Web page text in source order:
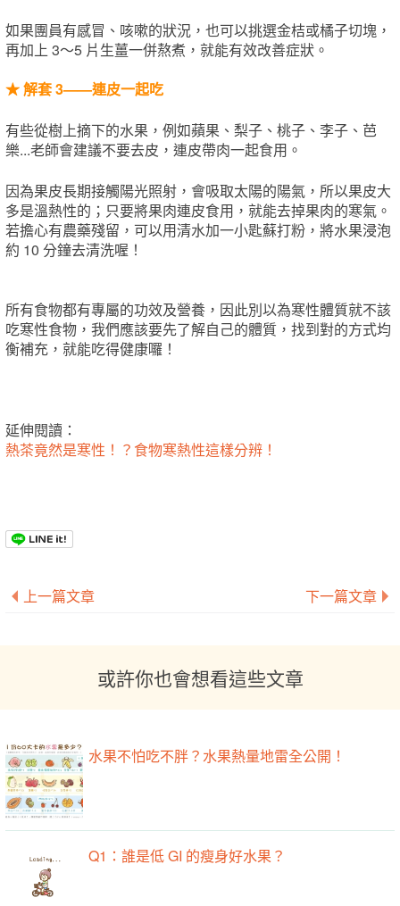
如果團員有感冒、咳嗽的狀況，也可以挑選金桔或橘子切塊，
再加上 3～5 片生薑一併熬煮，就能有效改善症狀。
★ 解套 3——連皮一起吃
有些從樹上摘下的水果，例如蘋果、梨子、桃子、李子、芭
樂...老師會建議不要去皮，連皮帶肉一起食用。
因為果皮長期接觸陽光照射，會吸取太陽的陽氣，所以果皮大
多是溫熱性的；只要將果肉連皮食用，就能去掉果肉的寒氣。
若擔心有農藥殘留，可以用清水加一小匙蘇打粉，將水果浸泡
約 10 分鐘去清洗喔！
所有食物都有專屬的功效及營養，因此別以為寒性體質就不該
吃寒性食物，我們應該要先了解自己的體質，找到對的方式均
衡補充，就能吃得健康囉！
延伸閱讀：
熱茶竟然是寒性！？食物寒熱性這樣分辨！
上一篇文章 下一篇文章
或許你也會想看這些文章
水果不怕吃不胖？水果熱量地雷全公開！
Q1：誰是低 GI 的瘦身好水果？